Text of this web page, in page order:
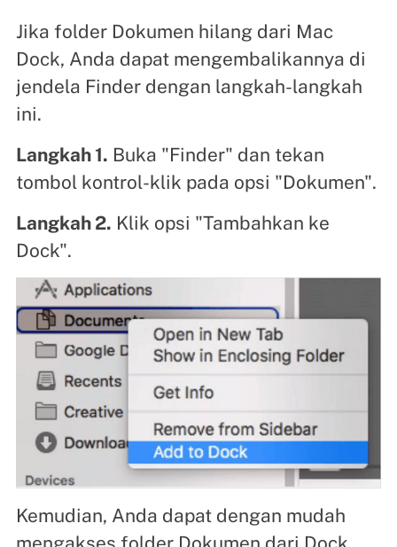
Jika folder Dokumen hilang dari Mac
Dock, Anda dapat mengembalikannya di
jendela Finder dengan langkah-langkah
ini.
Langkah 1. Buka "Finder" dan tekan
tombol kontrol-klik pada opsi "Dokumen".
Langkah 2. Klik opsi "Tambahkan ke
Dock".
Kemudian, Anda dapat dengan mudah